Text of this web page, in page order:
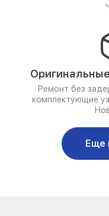
Ремонт без
комплектующие
Еще